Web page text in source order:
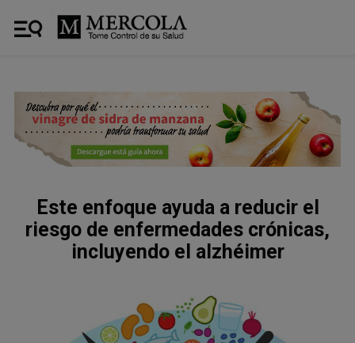
Este enfoque ayuda a reducir el
riesgo de enfermedades crónicas,
incluyendo el alzhéimer